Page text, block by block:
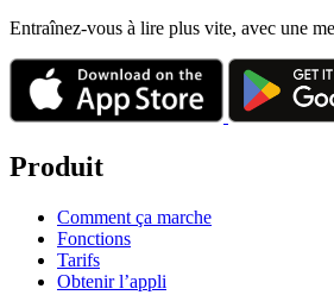
Entraînez-vous à lire plus vite, avec une
Produit
Comment ça marche
Fonctions
Tarifs
Obtenir l’appli